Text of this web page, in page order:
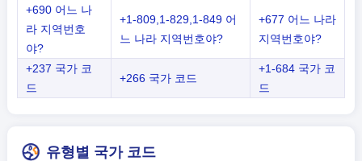
+690 어느 나
라 지역번호
야?
+1-809,1-829,1-849 어
느 나라 지역번호야?
+677 어느 나라
지역번호야?
+237 국가 코
드
+266 국가 코드
+1-684 국가 코
드
유형별 국가 코드